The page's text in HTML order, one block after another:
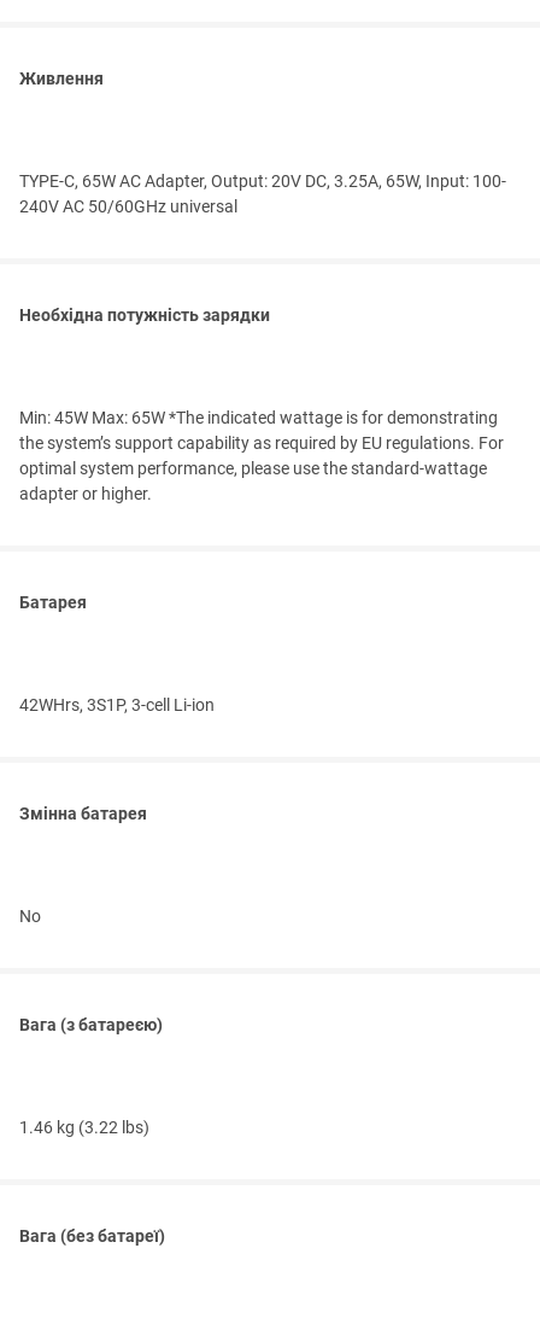
Живлення
TYPE-C, 65W AC Adapter, Output: 20V DC, 3.25A, 65W, Input: 100-
240V AC 50/60GHz universal
Необхідна потужність зарядки
Min: 45W Max: 65W *The indicated wattage is for demonstrating
the system’s support capability as required by EU regulations. For
optimal system performance, please use the standard-wattage
adapter or higher.
Батарея
42WHrs, 3S1P, 3-cell Li-ion
Змінна батарея
No
Вага (з батареєю)
1.46 kg (3.22 lbs)
Вага (без батареї)